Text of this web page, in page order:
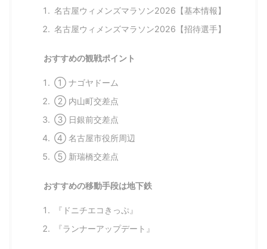
名古屋ウィメンズマラソン2026【基本情報】
名古屋ウィメンズマラソン2026【招待選手】
おすすめの観戦ポイント
① ナゴヤドーム
② 内山町交差点
③ 日銀前交差点
④ 名古屋市役所周辺
⑤ 新瑞橋交差点
おすすめの移動手段は地下鉄
『ドニチエコきっぷ』
『ランナーアップデート』